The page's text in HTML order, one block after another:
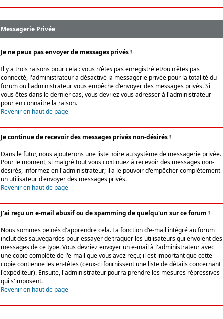
Messagerie Privée
Je ne peux pas envoyer de messages privés !
Il y a trois raisons pour cela : vous n'êtes pas enregistré et/ou n'êtes pas
connecté, l'administrateur a désactivé la messagerie privée pour la totalité du
forum ou l'administrateur vous empêche d'envoyer des messages privés. Si
vous êtes dans le dernier cas, vous devriez vous adresser à l'administrateur
pour en connaître la raison.
Revenir en haut de page
Je continue de recevoir des messages privés non-désirés !
Dans le futur, nous ajouterons une liste noire au système de messagerie privée.
Pour le moment, si malgré tout vous continuez à recevoir des messages non-
désirés, informez-en l'administrateur; il a le pouvoir d'empêcher complètement
un utilisateur d'envoyer des messages privés.
Revenir en haut de page
J'ai reçu un e-mail abusif ou de spamming de quelqu'un sur ce forum !
Nous sommes peinés d'apprendre cela. La fonction d'e-mail intégré au forum
inclut des sauvegardes pour essayer de traquer les utilisateurs qui envoient des
messages de ce type. Vous devriez envoyer un e-mail à l'administrateur avec
une copie complète de l'e-mail que vous avez reçu; il est important que cette
copie contienne les en-têtes (ceux-ci fournissent une liste de détails concernant
l'expéditeur). Ensuite, l'administrateur pourra prendre les mesures répressives
qui s'imposent.
Revenir en haut de page